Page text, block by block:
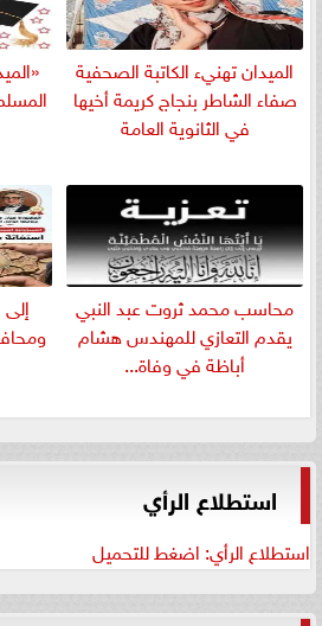
الميدان تهنيء الكاتبة الصحفية
صفاء الشاطر بنجاج كريمة أخيها
في الثانوية العامة
​محاسب محمد ثروت عبد النبي
يقدم التعازي للمهندس هشام
أباظة في وفاة...
استطلاع الرأي
استطلاع الرأي: اضغط للتحميل